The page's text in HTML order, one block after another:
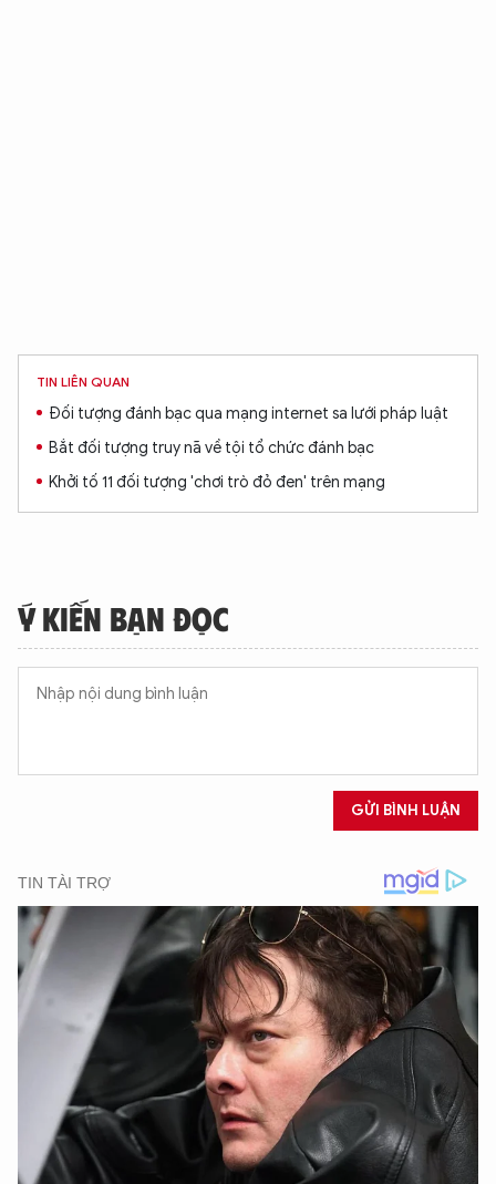
TIN LIÊN QUAN
Đối tượng đánh bạc qua mạng internet sa lưới pháp luật
Bắt đối tượng truy nã về tội tổ chức đánh bạc
Khởi tố 11 đối tượng 'chơi trò đỏ đen' trên mạng
Ý KIẾN BẠN ĐỌC
GỬI BÌNH LUẬN